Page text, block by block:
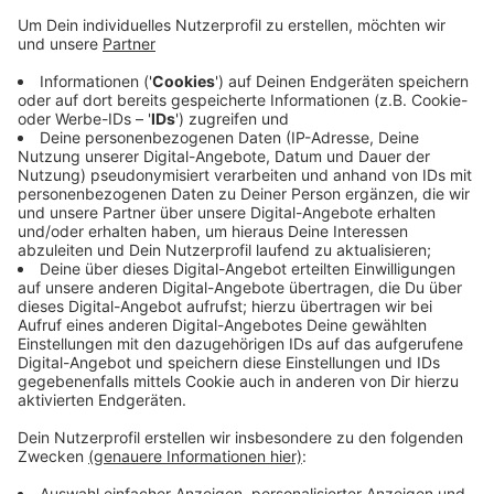
Durch diese Pause wollen Meerbusch, Grevenbroich,
Korschenbroich und Rommerskirchen eigener Aussage
nach Energie sparen. Zum Teil sollen die Mitarbeiter
aber auch Überstunden abbauen. Durch die
Schließungen müssen manche Angestellte allerdings
auch Urlaub nehmen. Die Bürgerbüros und
Standesämter sind zum Teil geöffnet. Dormagen,
Neuss, Kaarst, Jüchen und der Kreis planen dagegen
keine Weihnachtspause und lassen die Verwaltungen
offen.
Anzeige